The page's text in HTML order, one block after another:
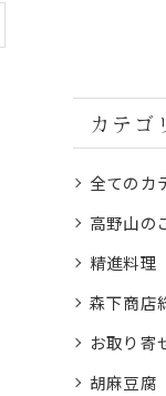
カテゴ
全てのカ
高野山の
精進料理
森下商店
お取り寄
胡麻豆腐